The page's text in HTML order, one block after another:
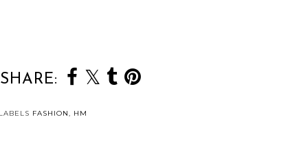
SHARE:
FASHION, HM